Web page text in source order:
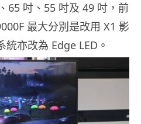
65 吋、55 吋及 49 吋，前
最大分別是改用 X1 影
亦改為 Edge LED。